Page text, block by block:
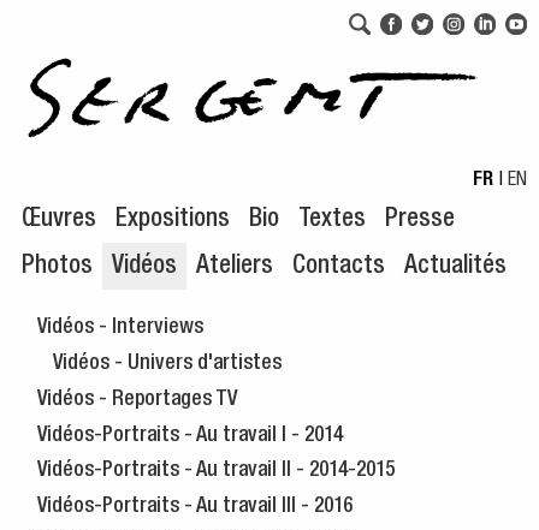
FR | EN
Œuvres Expositions Bio Textes
Presse
Photos
Vidéos Ateliers Contacts Actualités
Vidéos - Interviews
Vidéos - Univers d'artistes
Vidéos - Reportages TV
Vidéos-Portraits - Au travail I - 2014
Vidéos-Portraits - Au travail II - 2014-2015
Vidéos-Portraits - Au travail III - 2016